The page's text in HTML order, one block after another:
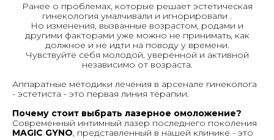
Ранее о проблемах, которые решает эстетическая
гинекология умалчивали и игнорировали .
Но изменения, вызванные возрастом, родами и
другими факторами уже можно не принимать, как
должное и не идти на поводу у времени.
Чувствуйте себя молодой, уверенной и активной
независимо от возраста.
Аппаратные методики лечения в арсенале гинеколога
- эстетиста - это первая линия терапии.
Почему стоит выбрать лазерное омоложение?
Современный интимный лазер последнего поколения
MAGIC GYNO, представленный в нашей клинике - это